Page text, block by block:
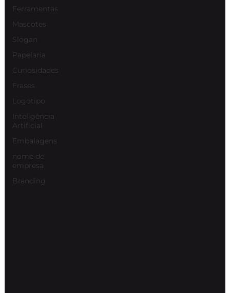
Ferramentas
Mascotes
Slogan
Papelaria
Curiosidades
Frases
Logotipo
Inteligência
Artificial
Embalagens
nome de
empresa
Branding